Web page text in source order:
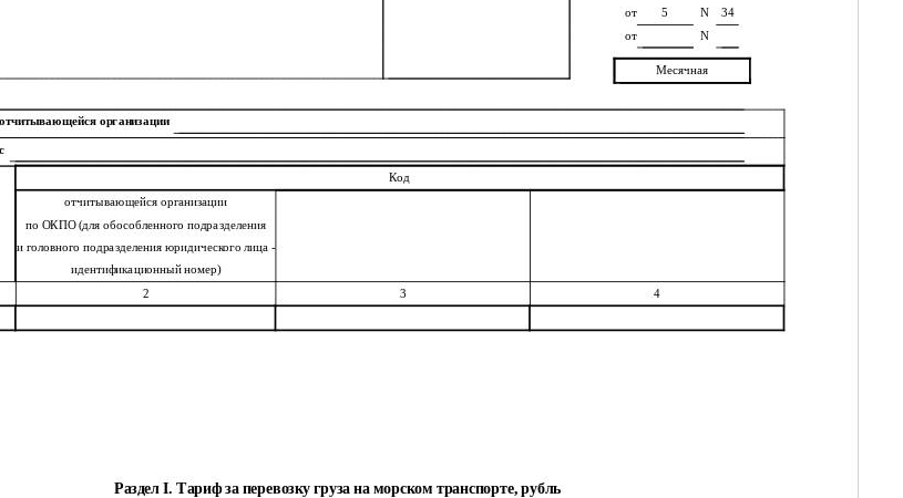
от
5
N
34
от
N
Месячная
организации
Код
отчитывающейся организации
по ОКПО (для обособленного подразделения
и головного подразделения юридического лица -
идентификационный номер)
2 3
4
Раздел I. Тариф за перевозку груза на морском транспорте, рубль